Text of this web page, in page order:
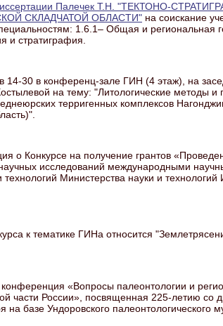
Палечек Т.Н. "ТЕКТОНО-
СКЛАДЧАТОЙ ОБЛАСТИ" на соискание
1.6.1– Общая и региональная
и стратиграфия.
14-30 в конференц-зале ГИН (4 этаж), на
на тему: "Литологические методы и
терригенных комплексов
о Конкурсе на получение грантов
исследований международными
Министерства науки и
к тематике ГИНа относится
конференция «Вопросы палеонтологии и
части России», посвященная 225-летию со
на базе Ундоровского палеонтологического